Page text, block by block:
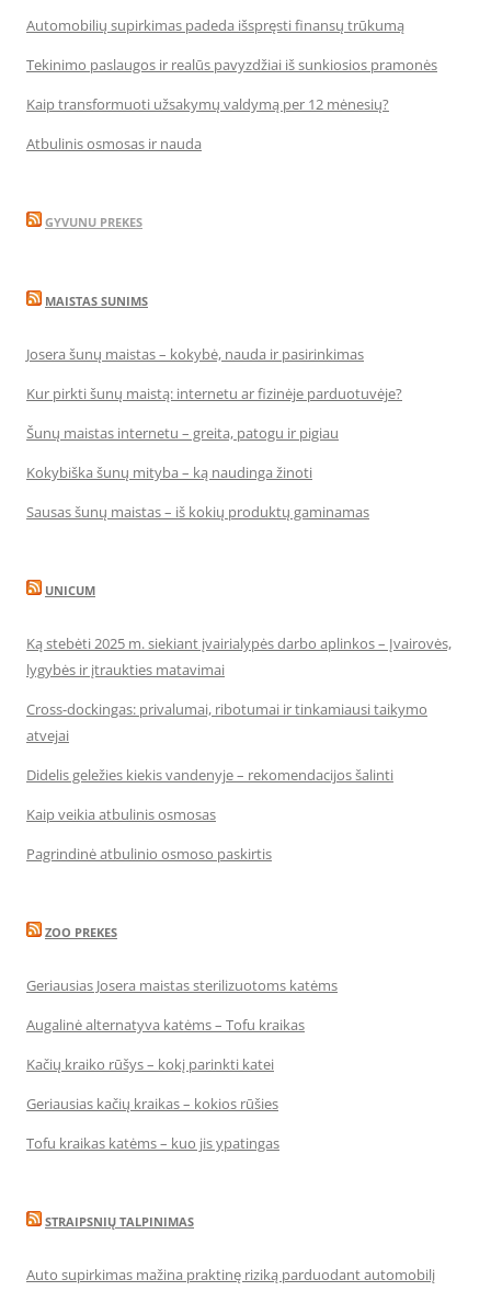
Automobilių supirkimas padeda išspręsti finansų trūkumą
Tekinimo paslaugos ir realūs pavyzdžiai iš sunkiosios pramonės
Kaip transformuoti užsakymų valdymą per 12 mėnesių?
Atbulinis osmosas ir nauda
GYVUNU PREKES
MAISTAS SUNIMS
Josera šunų maistas – kokybė, nauda ir pasirinkimas
Kur pirkti šunų maistą: internetu ar fizinėje parduotuvėje?
Šunų maistas internetu – greita, patogu ir pigiau
Kokybiška šunų mityba – ką naudinga žinoti
Sausas šunų maistas – iš kokių produktų gaminamas
UNICUM
Ką stebėti 2025 m. siekiant įvairialypės darbo aplinkos – Įvairovės,
lygybės ir įtraukties matavimai
Cross-dockingas: privalumai, ribotumai ir tinkamiausi taikymo
atvejai
Didelis geležies kiekis vandenyje – rekomendacijos šalinti
Kaip veikia atbulinis osmosas
Pagrindinė atbulinio osmoso paskirtis
ZOO PREKES
Geriausias Josera maistas sterilizuotoms katėms
Augalinė alternatyva katėms – Tofu kraikas
Kačių kraiko rūšys – kokį parinkti katei
Geriausias kačių kraikas – kokios rūšies
Tofu kraikas katėms – kuo jis ypatingas
STRAIPSNIŲ TALPINIMAS
Auto supirkimas mažina praktinę riziką parduodant automobilį